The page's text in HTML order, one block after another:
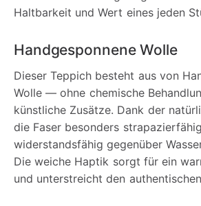
Haltbarkeit und Wert eines jeden
Handgesponnene Wolle
Dieser Teppich besteht aus von
Wolle — ohne chemische
künstliche Zusätze. Dank der
die Faser besonders
widerstandsfähig gegenüber
Die weiche Haptik sorgt für ein
und unterstreicht den